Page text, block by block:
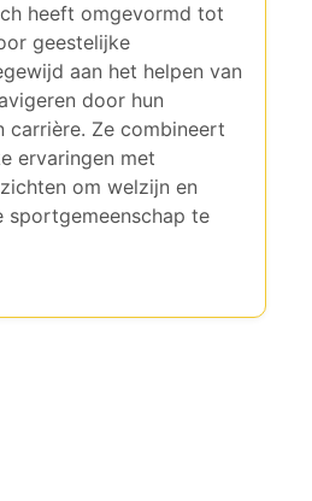
heeft omgevormd tot
geestelijke
aan het helpen van
door hun
carrière. Ze combineert
ervaringen met
om welzijn en
sportgemeenschap te